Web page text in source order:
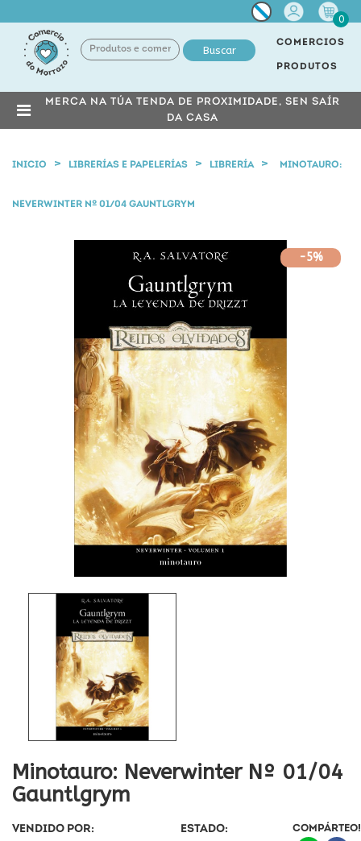
Miña
conta
0
Buscar
COMERCIOS
PRODUTOS
MERCA NA TÚA TENDA DE PROXIMIDADE, SEN SAÍR
DA CASA
INICIO LIBRERÍAS E PAPELERÍAS LIBRERÍA MINOTAURO:
NEVERWINTER Nº 01/04 GAUNTLGRYM
-5%
Minotauro: Neverwinter Nº 01/04
Gauntlgrym
VENDIDO POR: ESTADO: COMPÁRTEO!